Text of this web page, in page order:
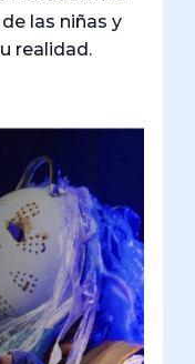
las niñas y
realidad.